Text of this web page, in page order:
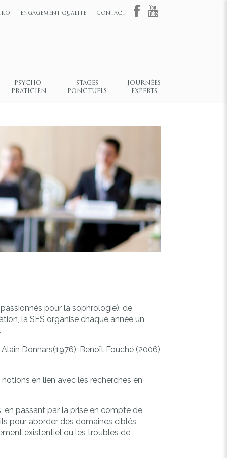
ENGAGEMENT QUALITÉ CONTACT
PSYCHO-
PRATICIEN
STAGES
PONCTUELS
JOURNÉES
EXPERTS
pour la sophrologie), de
la SFS organise chaque année un
Donnars(1976), Benoît Fouché (2006)
en lien avec les recherches en
en passant par la prise en compte de
pour aborder des domaines ciblés
existentiel ou les troubles de